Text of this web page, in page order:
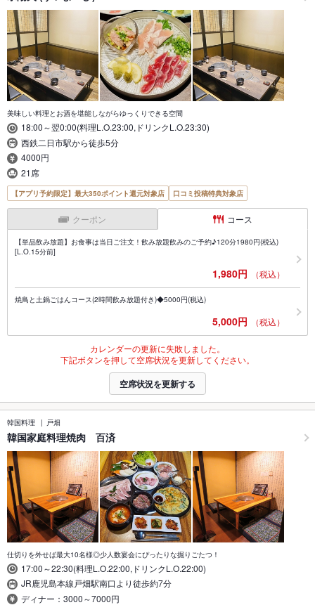
美味しい料理とお酒を堪能しながらゆっくりできる空間
18:00～翌0:00(料理L.O.23:00,ドリンクL.O.23:30)
西鉄二日市駅から徒歩5分
4000円
21席
【アプリ予約限定】最大350ポイント還元対象店 口コミ投稿特典対象店
クーポン コース
【単品飲み放題】お食事は当日ご注文！飲み放題飲みのご予約♪120分1980円(税込)
[L.O.15分前]
1,980円 （税込）
焼鳥と土鍋ごはんコース(2時間飲み放題付き)◆5000円(税込)
5,000円 （税込）
カレンダーの更新に失敗しました。
下記ボタンを押して空席状況を更新してください。
空席状況を更新する
韓国料理 戸畑
韓国家庭料理焼肉 百済
仕切りを外せば最大10名様◎少人数宴会にぴったりな掘りごたつ！
17:00～22:30(料理L.O.22:00,ドリンクL.O.22:00)
JR鹿児島本線戸畑駅南口より徒歩約7分
ディナー：3000～7000円